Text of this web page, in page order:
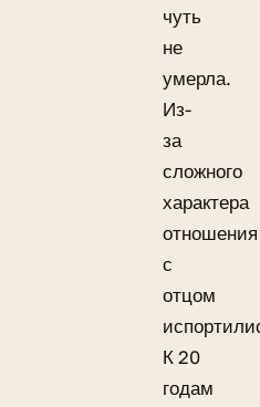
чуть
не
умерла.
Из-
за
сложного
характера
отношения
с
отцом
К 20
годам